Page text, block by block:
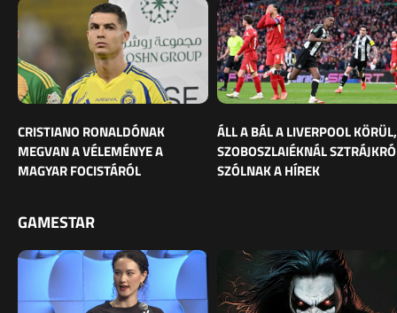
CRISTIANO RONALDÓNAK
MEGVAN A VÉLEMÉNYE A
MAGYAR FOCISTÁRÓL
ÁLL A BÁL A LIVERPOOL KÖRÜL,
SZOBOSZLAIÉKNÁL
SZÓLNAK A HÍREK
GAMESTAR